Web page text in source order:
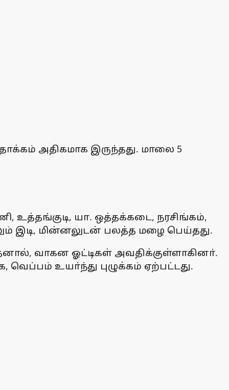
அதிகமாக இருந்தது. மாலை 5
உத்தங்குடி, யா. ஒத்தக்கடை, நரசிங்கம்,
இடி, மின்னலுடன் பலத்த மழை பெய்தது.
வாகன ஓட்டிகள் அவதிக்குள்ளாகினா்.
உயா்ந்து புழுக்கம் ஏற்பட்டது.